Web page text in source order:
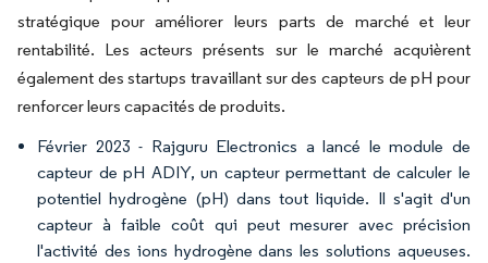
stratégique pour améliorer leurs parts de marché et leur
rentabilité. Les acteurs présents sur le marché acquièrent
également des startups travaillant sur des capteurs de pH pour
renforcer leurs capacités de produits.
Février 2023 - Rajguru Electronics a lancé le module de
capteur de pH ADIY, un capteur permettant de calculer le
potentiel hydrogène (pH) dans tout liquide. Il s'agit d'un
capteur à faible coût qui peut mesurer avec précision
l'activité des ions hydrogène dans les solutions aqueuses.